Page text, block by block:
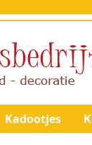
Kadootjes